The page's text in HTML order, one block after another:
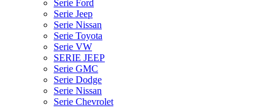
Serie Ford
Serie Jeep
Serie Nissan
Serie Toyota
Serie VW
SERIE JEEP
Serie GMC
Serie Dodge
Serie Nissan
Serie Chevrolet